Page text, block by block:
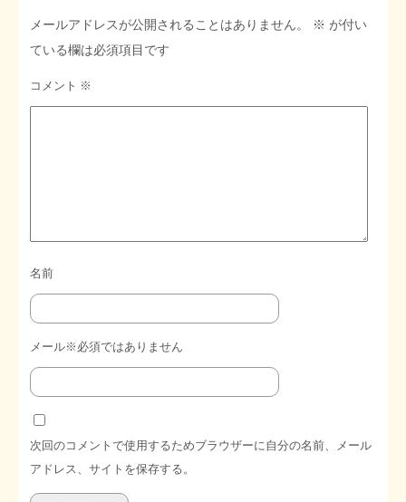
メールアドレスが公開されることはありません。 ※ が付い
ている欄は必須項目です
コメント ※
名前
メール※必須ではありません
次回のコメントで使用するためブラウザーに自分の名前、メール
アドレス、サイトを保存する。